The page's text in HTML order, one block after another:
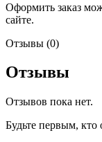
Оформить заказ
сайте.
Отзывы (0)
Отзывы
Отзывов пока нет.
Будьте первым,